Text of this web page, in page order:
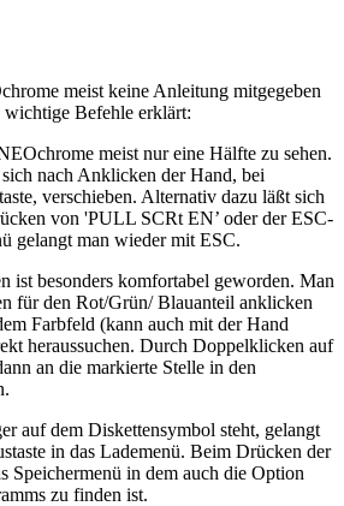
meist keine Anleitung mitgegeben
Befehle erklärt:
meist nur eine Hälfte zu sehen.
nach Anklicken der Hand, bei
verschieben. Alternativ dazu läßt sich
von 'PULL SCRt EN’ oder der ESC-
gelangt man wieder mit ESC.
ist besonders komfortabel geworden. Man
für den Rot/Grün/ Blauanteil anklicken
Farbfeld (kann auch mit der Hand
heraussuchen. Durch Doppelklicken auf
an die markierte Stelle in den
auf dem Diskettensymbol steht, gelangt
in das Lademenü. Beim Drücken der
Speichermenü in dem auch die Option
zu finden ist.